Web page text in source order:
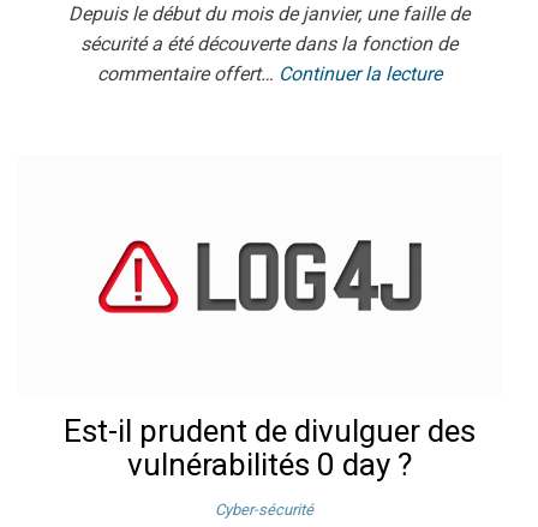
Depuis le début du mois de janvier, une faille de
sécurité a été découverte dans la fonction de
commentaire offert… Continuer la lecture
Est-il prudent de divulguer des
vulnérabilités 0 day ?
Cyber-sécurité